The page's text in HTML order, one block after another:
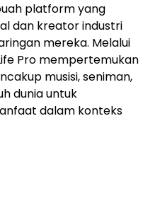
platform yang
dan kreator industri
mereka. Melalui
Pro mempertemukan
musisi, seniman,
dunia untuk
dalam konteks